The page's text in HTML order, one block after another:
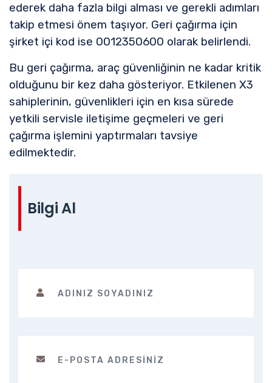
ederek daha fazla bilgi alması ve gerekli adımları
takip etmesi önem taşıyor. Geri çağırma için
şirket içi kod ise 0012350600 olarak belirlendi.
Bu geri çağırma, araç güvenliğinin ne kadar kritik
olduğunu bir kez daha gösteriyor. Etkilenen X3
sahiplerinin, güvenlikleri için en kısa sürede
yetkili servisle iletişime geçmeleri ve geri
çağırma işlemini yaptırmaları tavsiye
edilmektedir.
Bilgi Al